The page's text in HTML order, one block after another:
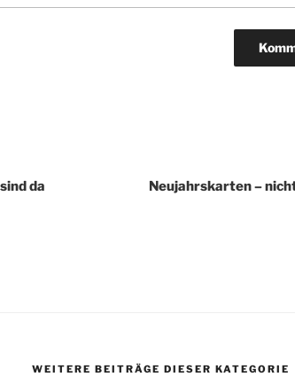
da
Neujahrskarten –
WEITERE BEITRÄGE DIESER KATEGORIE